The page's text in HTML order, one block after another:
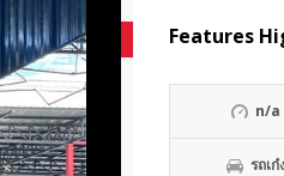
Features
n/a
รถเก๋